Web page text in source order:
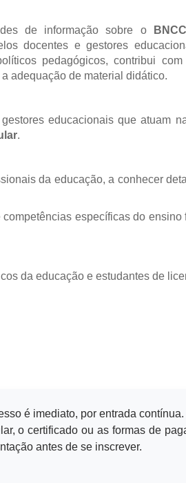
de informação sobre o
BNCC
docentes e gestores
pedagógicos, contribui
adequação de material didático.
educacionais que atuam
.
da educação, a conhecer
específicas do ensino
da educação e estudantes de
é imediato, por entrada contínua.
o certificado ou as formas de
antes de se inscrever.